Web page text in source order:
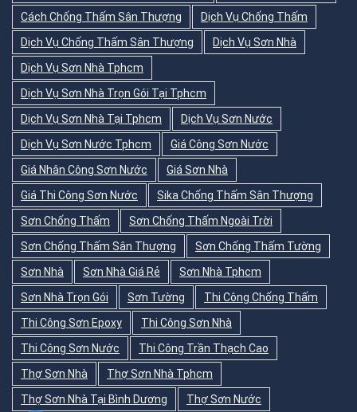
Cách Chống Thấm Sân Thượng
Dịch Vụ Chống Thấm
Dịch Vụ Chống Thấm Sân Thượng
Dịch Vụ Sơn Nhà
Dịch Vụ Sơn Nhà Tphcm
Dịch Vụ Sơn Nhà Trọn Gói Tại Tphcm
Dịch Vụ Sơn Nhà Tại Tphcm
Dịch Vụ Sơn Nước
Dịch Vụ Sơn Nước Tphcm
Giá Công Sơn Nước
Giá Nhân Công Sơn Nước
Giá Sơn Nhà
Giá Thi Công Sơn Nước
Sika Chống Thấm Sân Thượng
Sơn Chống Thấm
Sơn Chống Thấm Ngoài Trời
Sơn Chống Thấm Sân Thượng
Sơn Chống Thấm Tường
Sơn Nhà
Sơn Nhà Giá Rẻ
Sơn Nhà Tphcm
Sơn Nhà Trọn Gói
Sơn Tường
Thi Công Chống Thấm
Thi Công Sơn Epoxy
Thi Công Sơn Nhà
Thi Công Sơn Nước
Thi Công Trần Thạch Cao
Thợ Sơn Nhà
Thợ Sơn Nhà Tphcm
Thợ Sơn Nhà Tại Bình Dương
Thợ Sơn Nước